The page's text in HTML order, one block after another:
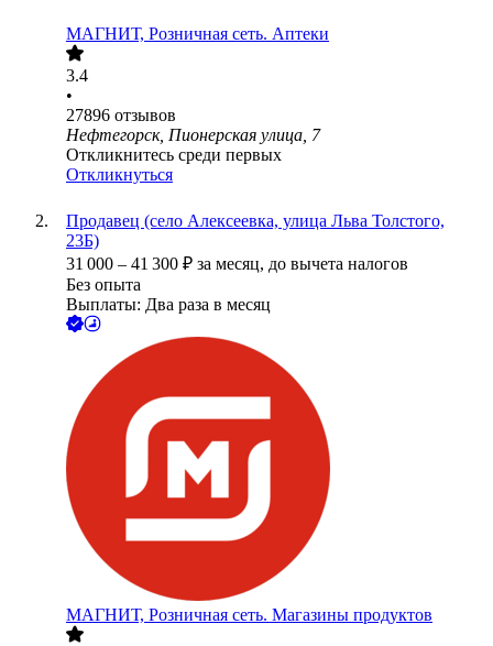
МАГНИТ, Розничная сеть. Аптеки
3.4
•
27896 отзывов
Нефтегорск, Пионерская улица, 7
Откликнитесь среди первых
Откликнуться
Продавец (село Алексеевка, улица Льва Толстого,
23Б)
31 000 – 41 300 ₽ за месяц, до вычета налогов
Без опыта
Выплаты: Два раза в месяц
МАГНИТ, Розничная сеть. Магазины продуктов